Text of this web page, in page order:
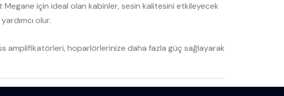
için ideal olan kabinler, sesin kalitesini etkileyecek
olur.
amplifikatörleri, hoparlörlerinize daha fazla güç sağlayarak